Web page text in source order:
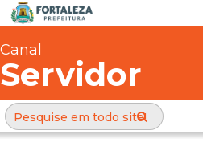
Canal
Servidor